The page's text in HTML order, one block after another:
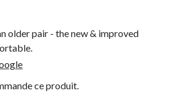
older pair - the new & improved
ce produit.